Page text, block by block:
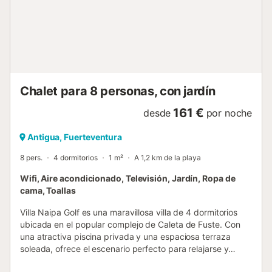
Chalet para 8 personas, con jardín
desde 161 € por noche
Antigua, Fuerteventura
8 pers. 4 dormitorios 1 m² A 1,2 km de la playa
Wifi, Aire acondicionado, Televisión, Jardín, Ropa de
cama, Toallas
Villa Naipa Golf es una maravillosa villa de 4 dormitorios
ubicada en el popular complejo de Caleta de Fuste. Con
una atractiva piscina privada y una espaciosa terraza
soleada, ofrece el escenario perfecto para relajarse y